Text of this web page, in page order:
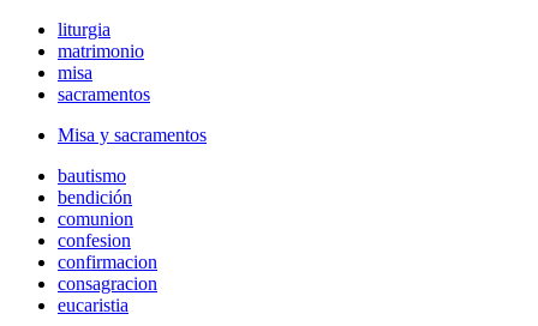
liturgia
matrimonio
misa
sacramentos
Misa y sacramentos
bautismo
bendición
comunion
confesion
confirmacion
consagracion
eucaristia